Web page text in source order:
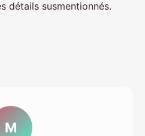
détails susmentionnés.
M